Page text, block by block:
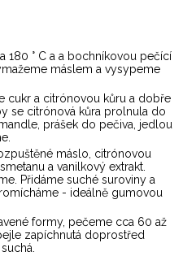
180 ° C a a bochníkovou pečící
máslem a vysypeme
cukr a citrónovou kůru a dobře
se citrónová kůra prolnula do
prášek do pečiva, jedlou
máslo, citrónovou
a vanilkový extrakt.
Přidáme suché suroviny a
- ideálně gumovou
formy, pečeme cca 60 až
zapíchnutá doprostřed